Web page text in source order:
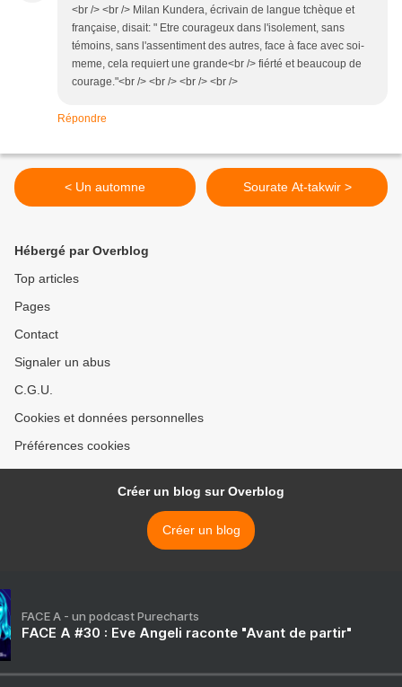
<br /> <br /> Milan Kundera, écrivain de langue tchèque et
française, disait: " Etre courageux dans l'isolement, sans
témoins, sans l'assentiment des autres, face à face avec soi-
meme, cela requiert une grande<br /> fiérté et beaucoup de
courage."<br /> <br /> <br /> <br />
Répondre
< Un automne Sourate At-takwir >
Hébergé par Overblog
Top articles
Pages
Contact
Signaler un abus
C.G.U.
Cookies et données personnelles
Préférences cookies
Créer un blog sur Overblog
Créer un blog
FACE A - un podcast Purecharts
FACE A #30 : Eve Angeli raconte "Avant de partir"